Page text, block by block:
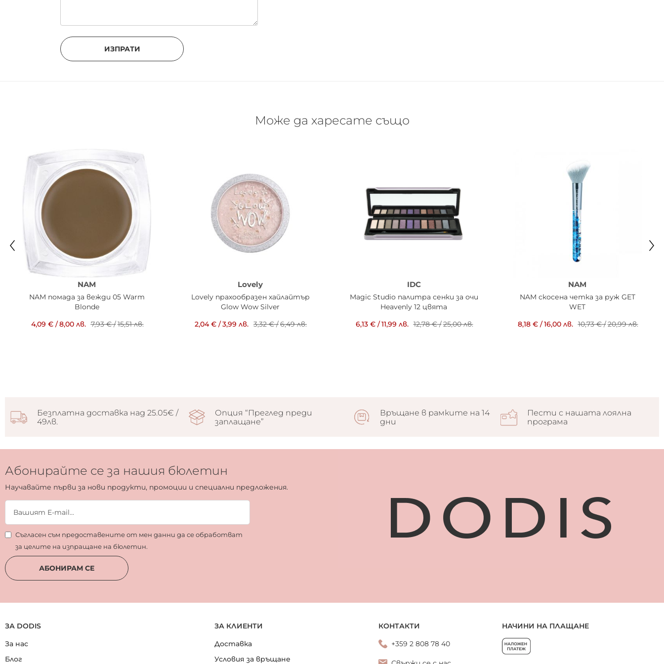
ИЗПРАТИ
Може да харесате също
NAM
NAM помада за вежди 05 Warm
Blonde
4,09 €/8,00 лв. 7,93 €/15,51 лв.
Lovely
Lovely прахообразен хайлайтър
Glow Wow Silver
2,04 € /3,99 лв. 3,32 €/6,49 лв.
IDC
Magic Studio палитра сенки за очи
Heavenly 12 цвята
6,13 €/11,99 лв. 12,78 €/25,00 лв.
NAM
NAM скосена четка за руж GET
WET
8,18 €/16,00 лв. 10,73 €/20,99 лв.
Безплатна доставка над 25.05€ /
49лв.
Опция “Преглед преди
заплащане”
Връщане в рамките на 14
дни
Пести с нашата лоялна
програма
Абонирайте се за нашия бюлетин
Научавайте първи за нови продукти, промоции и специални предложения.
Съгласен съм предоставените от мен данни да се обработват
за целите на изпращане на бюлетин.
АБОНИРАМ СЕ
ЗА DODIS
За нас
Блог
ЗА КЛИЕНТИ
Доставка
Условия за връщане
КОНТАКТИ
+359 2 808 78 40
НАЧИНИ НА ПЛАЩАНЕ